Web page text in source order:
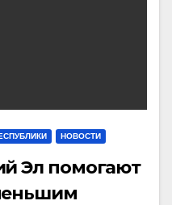
НОВОСТИ
Эл помогают